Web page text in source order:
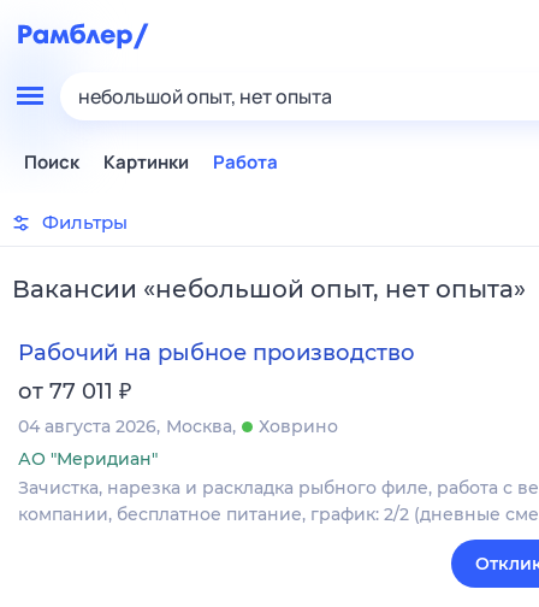
небольшой опыт, нет опыта
Поиск Картинки Работа
Фильтры
Вакансии «небольшой опыт, нет опыта»
Рабочий на рыбное производство
от 77 011 ₽
04 августа 2026 Москва
Ховрино
АО "Меридиан"
Зачистка, нарезка и раскладка рыбного филе, работа с
компании, бесплатное питание, график: 2/2 (дневные